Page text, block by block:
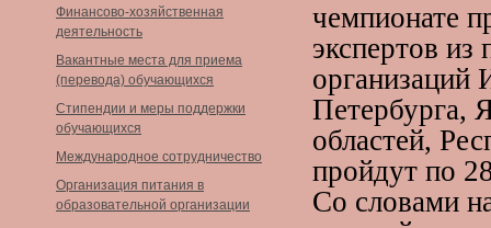
Финансово-хозяйственная
деятельность
Вакантные места для приема
(перевода) обучающихся
Стипендии и меры поддержки
обучающихся
Международное сотрудничество
Организация питания в
образовательной организации
чемпионате
экспертов
организаций
Петербурга,
областей,
пройдут по
Со словами